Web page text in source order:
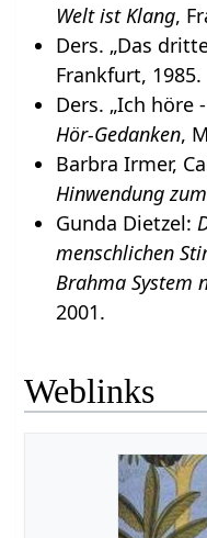
Welt ist Klang,
Ders. „Das
Frankfurt, 1985.
Ders. „Ich höre
Hör-Gedanken,
Barbra Irmer,
Hinwendung
Gunda Dietzel:
menschlichen
Brahma System
2001.
Weblinks